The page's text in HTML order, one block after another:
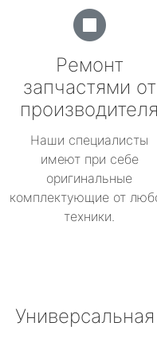
Ремонт
запчастями от
производителя
Наши специалисты
имеют при себе
оригинальные
комплектующие от
техники.